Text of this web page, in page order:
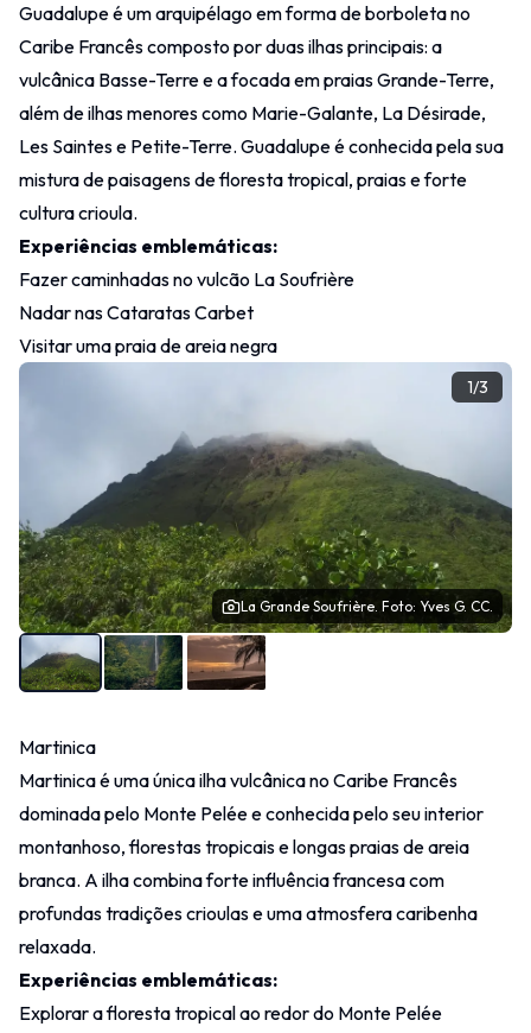
Guadalupe é um arquipélago em forma de borboleta no
Caribe Francês composto por duas ilhas principais: a
vulcânica Basse-Terre e a focada em praias Grande-Terre,
além de ilhas menores como Marie-Galante, La Désirade,
Les Saintes e Petite-Terre. Guadalupe é conhecida pela sua
mistura de paisagens de floresta tropical, praias e forte
cultura crioula.
Experiências emblemáticas:
Fazer caminhadas no vulcão La Soufrière
Nadar nas Cataratas Carbet
Visitar uma praia de areia negra
1/3
La Grande Soufrière. Foto: Yves G. CC.
Martinica
Martinica é uma única ilha vulcânica no Caribe Francês
dominada pelo Monte Pelée e conhecida pelo seu interior
montanhoso, florestas tropicais e longas praias de areia
branca. A ilha combina forte influência francesa com
profundas tradições crioulas e uma atmosfera caribenha
relaxada.
Experiências emblemáticas:
Explorar a floresta tropical ao redor do Monte Pelée